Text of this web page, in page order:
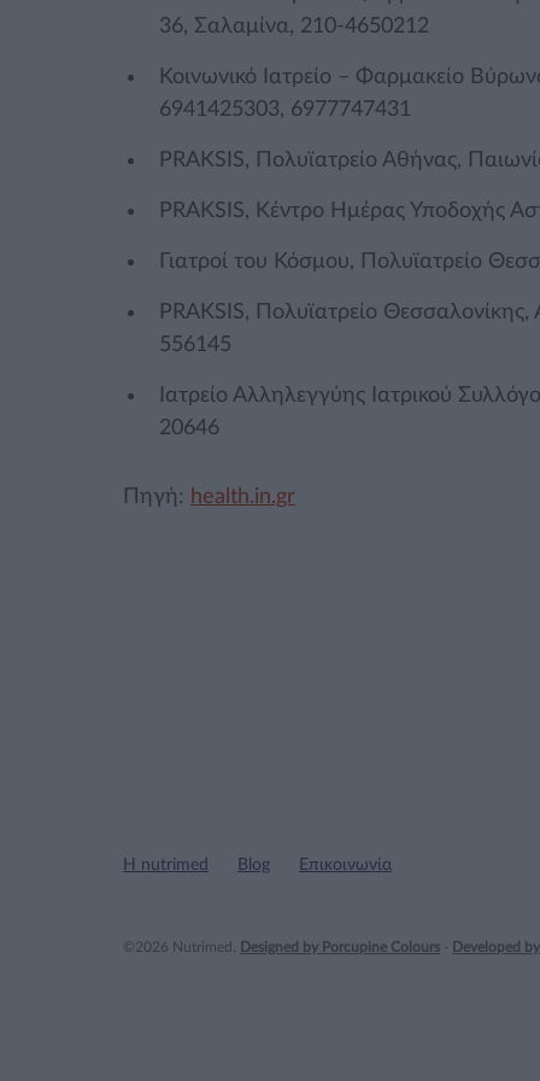
36, Σαλαμίνα, 210-4650212
Κοινωνικό Ιατρείο – Φαρμακείο
6941425303, 6977747431
PRAKSIS, Πολυϊατρείο Αθήνας,
PRAKSIS, Κέντρο Ημέρας Υποδοχής
Γιατροί του Κόσμου, Πολυϊατρείο
PRAKSIS, Πολυϊατρείο
556145
Ιατρείο Αλληλεγγύης Ιατρικού
20646
Πηγή: health.in.gr
Η nutrimed Blog Επικοινωνία
©2026 Nutrimed. Designed by Porcupine Colours - Developed